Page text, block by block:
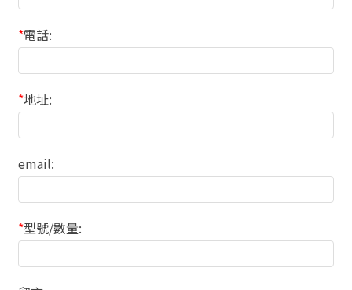
*電話:
*地址:
email:
*型號/數量: